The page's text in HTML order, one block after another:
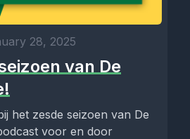
28, 2025
van De
het zesde seizoen van De
voor en door